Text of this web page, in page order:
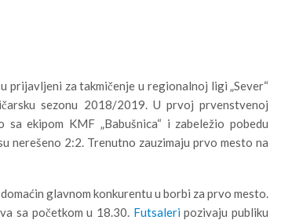
prijavljeni za takmičenje u regionalnoj ligi „Sever“
sezonu 2018/2019. U prvoj prvenstvenoj
ekipom KMF „Babušnica“ i zabeležio pobedu
nerešeno 2:2. Trenutno zauzimaju prvo mesto na
glavnom konkurentu u borbi za prvo mesto.
sa početkom u 18.30. Futsaleripozivaju publiku